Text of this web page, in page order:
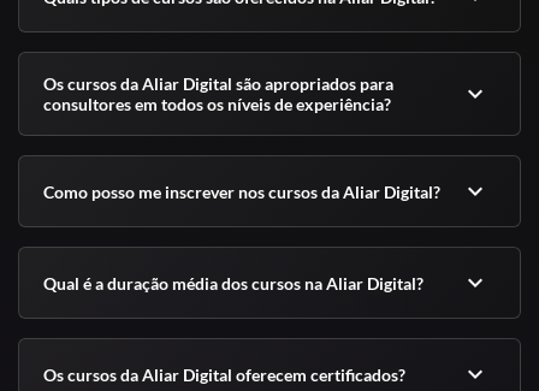
Os cursos da Aliar Digital são apropriados para
consultores em todos os níveis de experiência?
expand_more
Como posso me inscrever nos cursos da Aliar Digital? expand_more
Qual é a duração média dos cursos na Aliar Digital? expand_more
Os cursos da Aliar Digital oferecem certificados? expand_more